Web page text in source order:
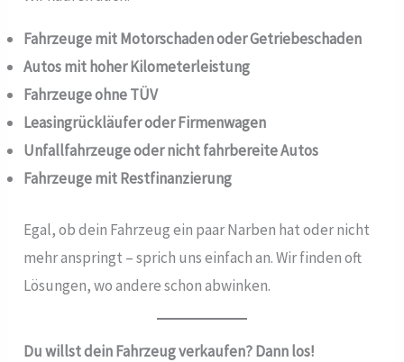
Fahrzeuge mit Motorschaden oder Getriebeschaden
Autos mit hoher Kilometerleistung
Fahrzeuge ohne TÜV
Leasingrückläufer oder Firmenwagen
Unfallfahrzeuge oder nicht fahrbereite Autos
Fahrzeuge mit Restfinanzierung
Egal, ob dein Fahrzeug ein paar Narben hat oder nicht
mehr anspringt – sprich uns einfach an. Wir finden oft
Lösungen, wo andere schon abwinken.
Du willst dein Fahrzeug verkaufen? Dann los!